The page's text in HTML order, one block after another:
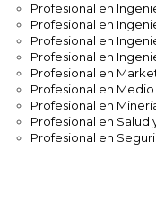
Profesional en
Profesional en
Profesional en
Profesional en
Profesional en
Profesional en
Profesional en
Profesional en Salud
Profesional en